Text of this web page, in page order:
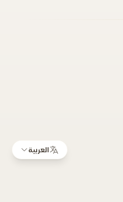
العربية